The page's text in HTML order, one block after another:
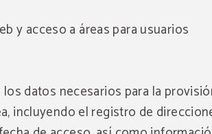
y acceso a áreas para usuarios
los datos necesarios para la
incluyendo el registro de